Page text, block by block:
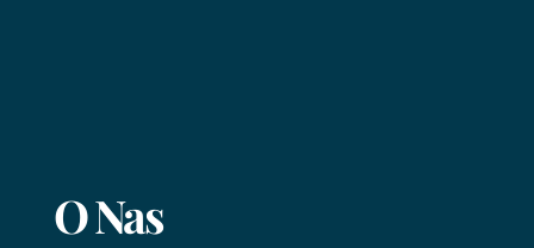
O Nas